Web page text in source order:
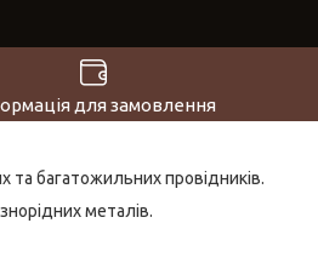
для замовлення
багатожильних провідників.
металів.